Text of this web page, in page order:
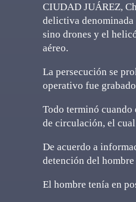
CIUDAD JUÁREZ,
delictiva denominada
sino drones y el
aéreo.
La persecución se
operativo fue
Todo terminó cuando
de circulación, el
De acuerdo a
detención del
El hombre tenía en